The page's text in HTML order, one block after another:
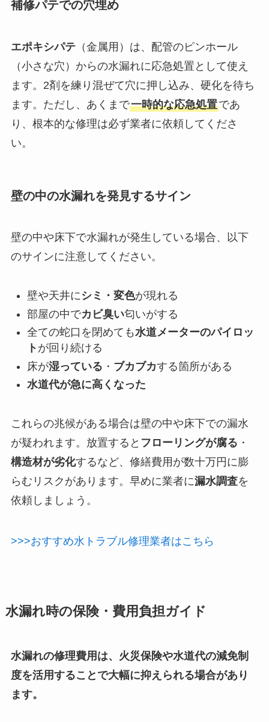
補修パテでの穴埋め
エポキシパテ（金属用）は、配管のピンホール
（小さな穴）からの水漏れに応急処置として使え
ます。2剤を練り混ぜて穴に押し込み、硬化を待ち
ます。ただし、あくまで一時的な応急処置であ
り、根本的な修理は必ず業者に依頼してくださ
い。
壁の中の水漏れを発見するサイン
壁の中や床下で水漏れが発生している場合、以下
のサインに注意してください。
壁や天井にシミ・変色が現れる
部屋の中でカビ臭い匂いがする
全ての蛇口を閉めても水道メーターのパイロッ
ト が回り続ける
床が湿っている ・ ブカブカする箇所がある
水道代が急に高くなった
これらの兆候がある場合は壁の中や床下での漏水
が疑われます。放置すると フローリングが腐る ・
構造材が劣化するなど、修繕費用が数十万円に膨
らむリスクがあります。早めに業者に漏水調査を
依頼しましょう。
>>>おすすめ水トラブル修理業者はこちら
水漏れ時の保険・費用負担ガイド
水漏れの修理費用は、火災保険や水道代の減免制
度を活用することで大幅に抑えられる場合があり
ます。